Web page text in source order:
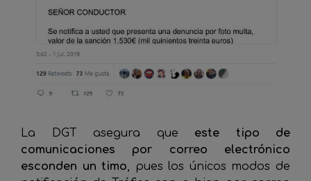
La DGT asegura que este tipo de
comunicaciones por correo electrónico
esconden un timo, pues los únicos modos de